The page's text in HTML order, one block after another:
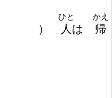
） 人
ひと
は 帰
かえ